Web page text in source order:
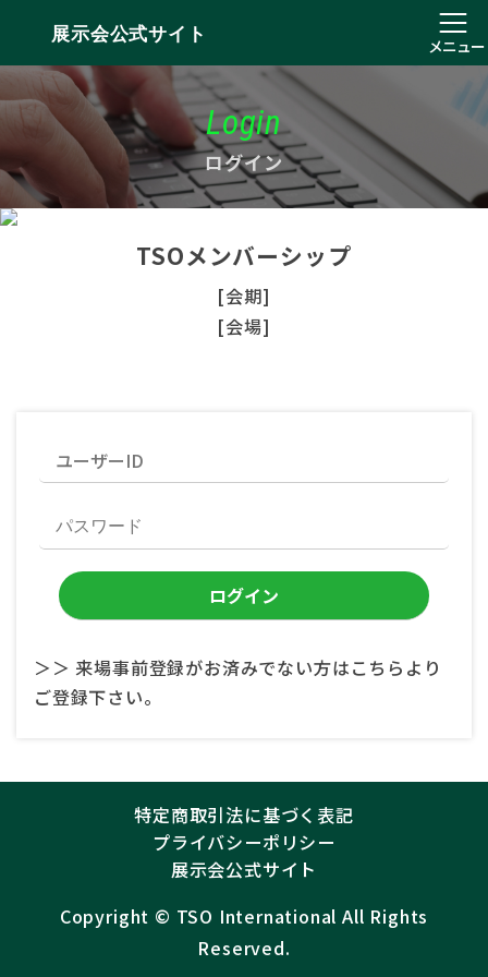
展示会公式サイト
メニュー
Login
ログイン
TSOメンバーシップ
[会期]
[会場]
＞＞ 来場事前登録がお済みでない方はこちらより
ご登録下さい。
特定商取引法に基づく表記
プライバシーポリシー
展示会公式サイト
Copyright ©︎ TSO International All Rights
Reserved.